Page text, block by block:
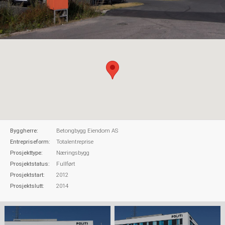
Byggherre:
Betongbygg Eiendom AS
Entrepriseform:
Totalentreprise
Prosjekttype:
Næringsbygg
Prosjektstatus:
Fullført
Prosjektstart:
2012
Prosjektslutt:
2014